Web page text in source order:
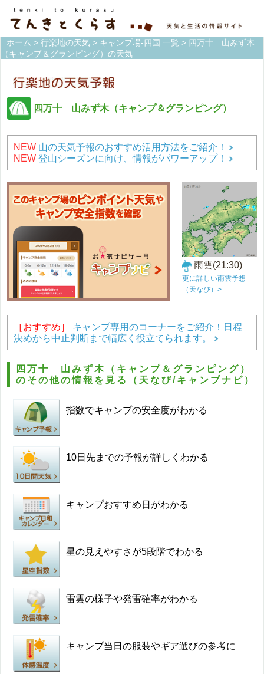
ホーム > 行楽地の天気 > キャンプ場-四国 一覧 > 四万十 山みず木
（キャンプ＆グランピング）の天気
四万十 山みず木（キャンプ＆グランピング）
NEW 山の天気予報のおすすめ活用方法をご紹介！
NEW 登山シーズンに向け、情報がパワーアップ！
雨雲(21:30)
更に詳しい雨雲予想
（天なび）>
［おすすめ］
キャンプ専用のコーナーをご紹介！日程
決めから中止判断まで幅広く役立てられます。
四万十 山みず木（キャンプ＆グランピング）
のその他の情報を見る（天なび/キャンプナビ）
指数でキャンプの安全度がわかる
10日先までの予報が詳しくわかる
キャンプおすすめ日がわかる
星の見えやすさが5段階でわかる
雷雲の様子や発雷確率がわかる
キャンプ当日の服装やギア選びの参考に